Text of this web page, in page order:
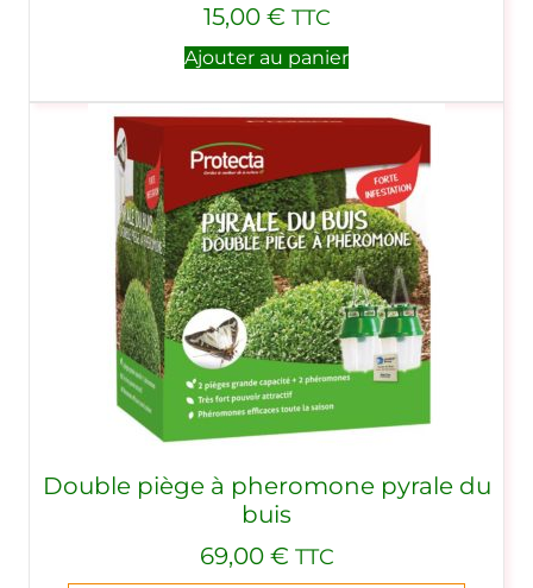
15,00 € TTC
Ajouter au panier
Double piège à pheromone pyrale du
buis
69,00 € TTC